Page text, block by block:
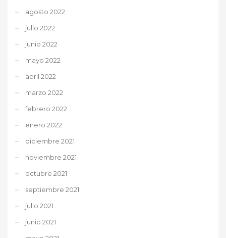
agosto 2022
julio 2022
junio 2022
mayo 2022
abril 2022
marzo 2022
febrero 2022
enero 2022
diciembre 2021
noviembre 2021
octubre 2021
septiembre 2021
julio 2021
junio 2021